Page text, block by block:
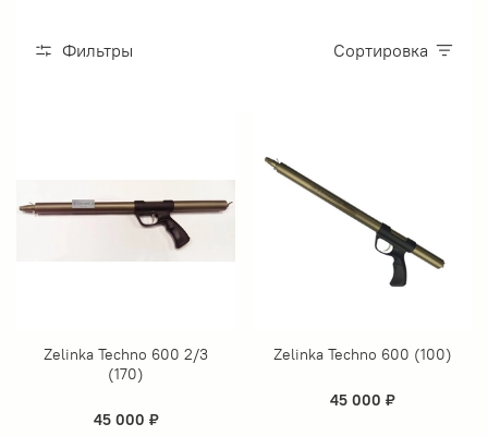
Фильтры Сортировка
Zelinka Techno 600 2/3
(170)
45 000 ₽
Zelinka Techno 600 (100)
45 000 ₽